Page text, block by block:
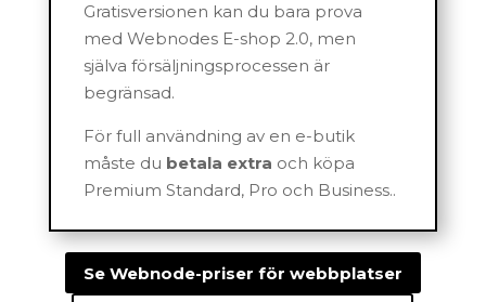
Gratisversionen kan du bara prova
med Webnodes E-shop 2.0, men
själva försäljningsprocessen är
begränsad.
För full användning av en e-butik
måste du betala extra och köpa
Premium Standard, Pro och Business..
Se Webnode-priser för webbplatser